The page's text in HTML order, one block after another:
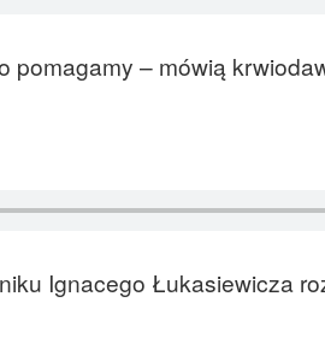
pomagamy – mówią
Ignacego Łukasiewicza